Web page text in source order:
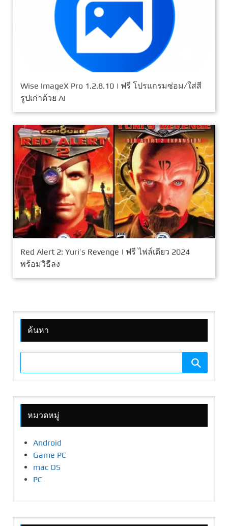
Wise ImageX Pro 1.2.8.10 | ฟรี โปรแกรมซ่อม/ใส่สี
รูปเก่าด้วย AI
Red Alert 2: Yuri’s Revenge | ฟรี ไฟล์เดียว 2024
พร้อมวิธีลง
ค้นหา
หมวดหมู่
Android
Game PC
mac OS
PC